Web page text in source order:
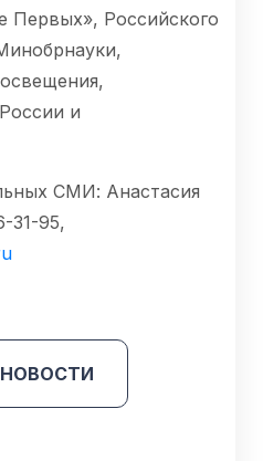
Российского
и
СМИ: Анастасия
31-95,
НОВОСТИ